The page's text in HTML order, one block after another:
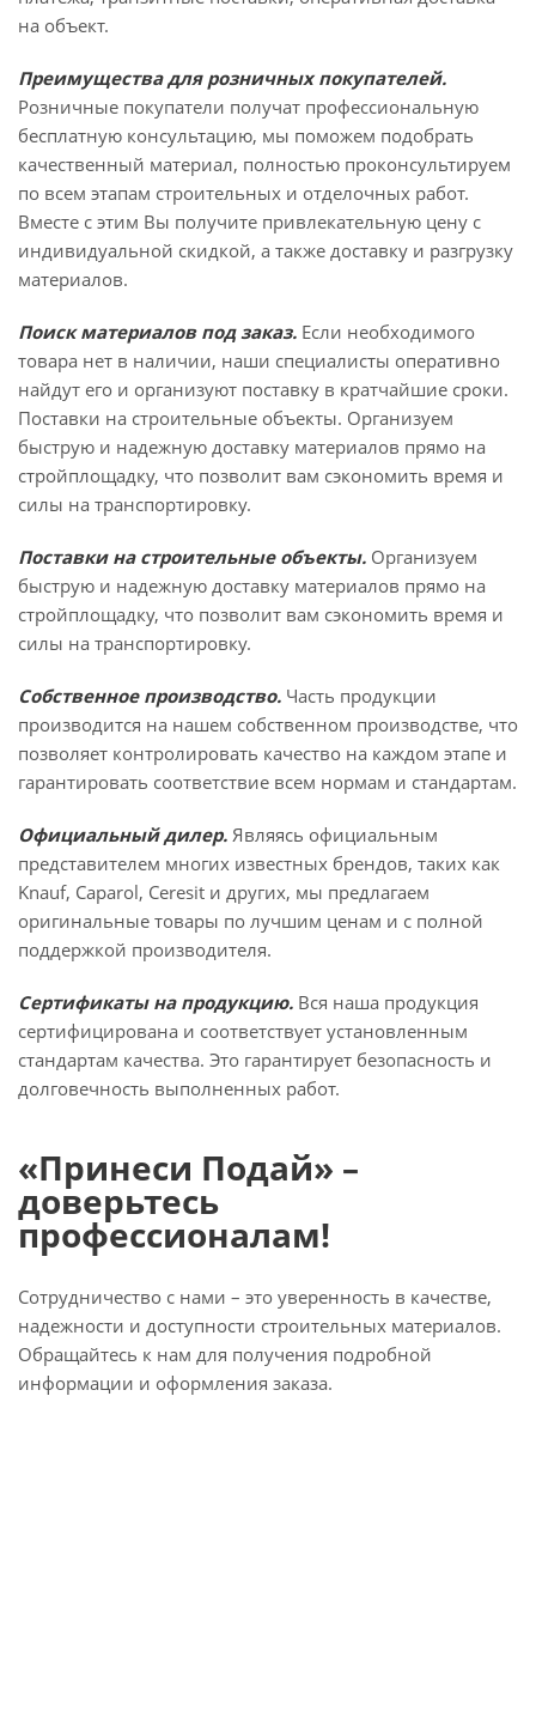
на объект.
Преимущества для розничных покупателей.
Розничные покупатели получат профессиональную
бесплатную консультацию, мы поможем подобрать
качественный материал, полностью проконсультируем
по всем этапам строительных и отделочных работ.
Вместе с этим Вы получите привлекательную цену с
индивидуальной скидкой, а также доставку и разгрузку
материалов.
Поиск материалов под заказ. Если необходимого
товара нет в наличии, наши специалисты оперативно
найдут его и организуют поставку в кратчайшие сроки.
Поставки на строительные объекты. Организуем
быструю и надежную доставку материалов прямо на
стройплощадку, что позволит вам сэкономить время и
силы на транспортировку.
Поставки на строительные объекты. Организуем
быструю и надежную доставку материалов прямо на
стройплощадку, что позволит вам сэкономить время и
силы на транспортировку.
Собственное производство. Часть продукции
производится на нашем собственном производстве, что
позволяет контролировать качество на каждом этапе и
гарантировать соответствие всем нормам и стандартам.
Официальный дилер. Являясь официальным
представителем многих известных брендов, таких как
Knauf, Caparol, Ceresit и других, мы предлагаем
оригинальные товары по лучшим ценам и с полной
поддержкой производителя.
Сертификаты на продукцию. Вся наша продукция
сертифицирована и соответствует установленным
стандартам качества. Это гарантирует безопасность и
долговечность выполненных работ.
«Принеси Подай» –
доверьтесь
профессионалам!
Сотрудничество с нами – это уверенность в качестве,
надежности и доступности строительных материалов.
Обращайтесь к нам для получения подробной
информации и оформления заказа.